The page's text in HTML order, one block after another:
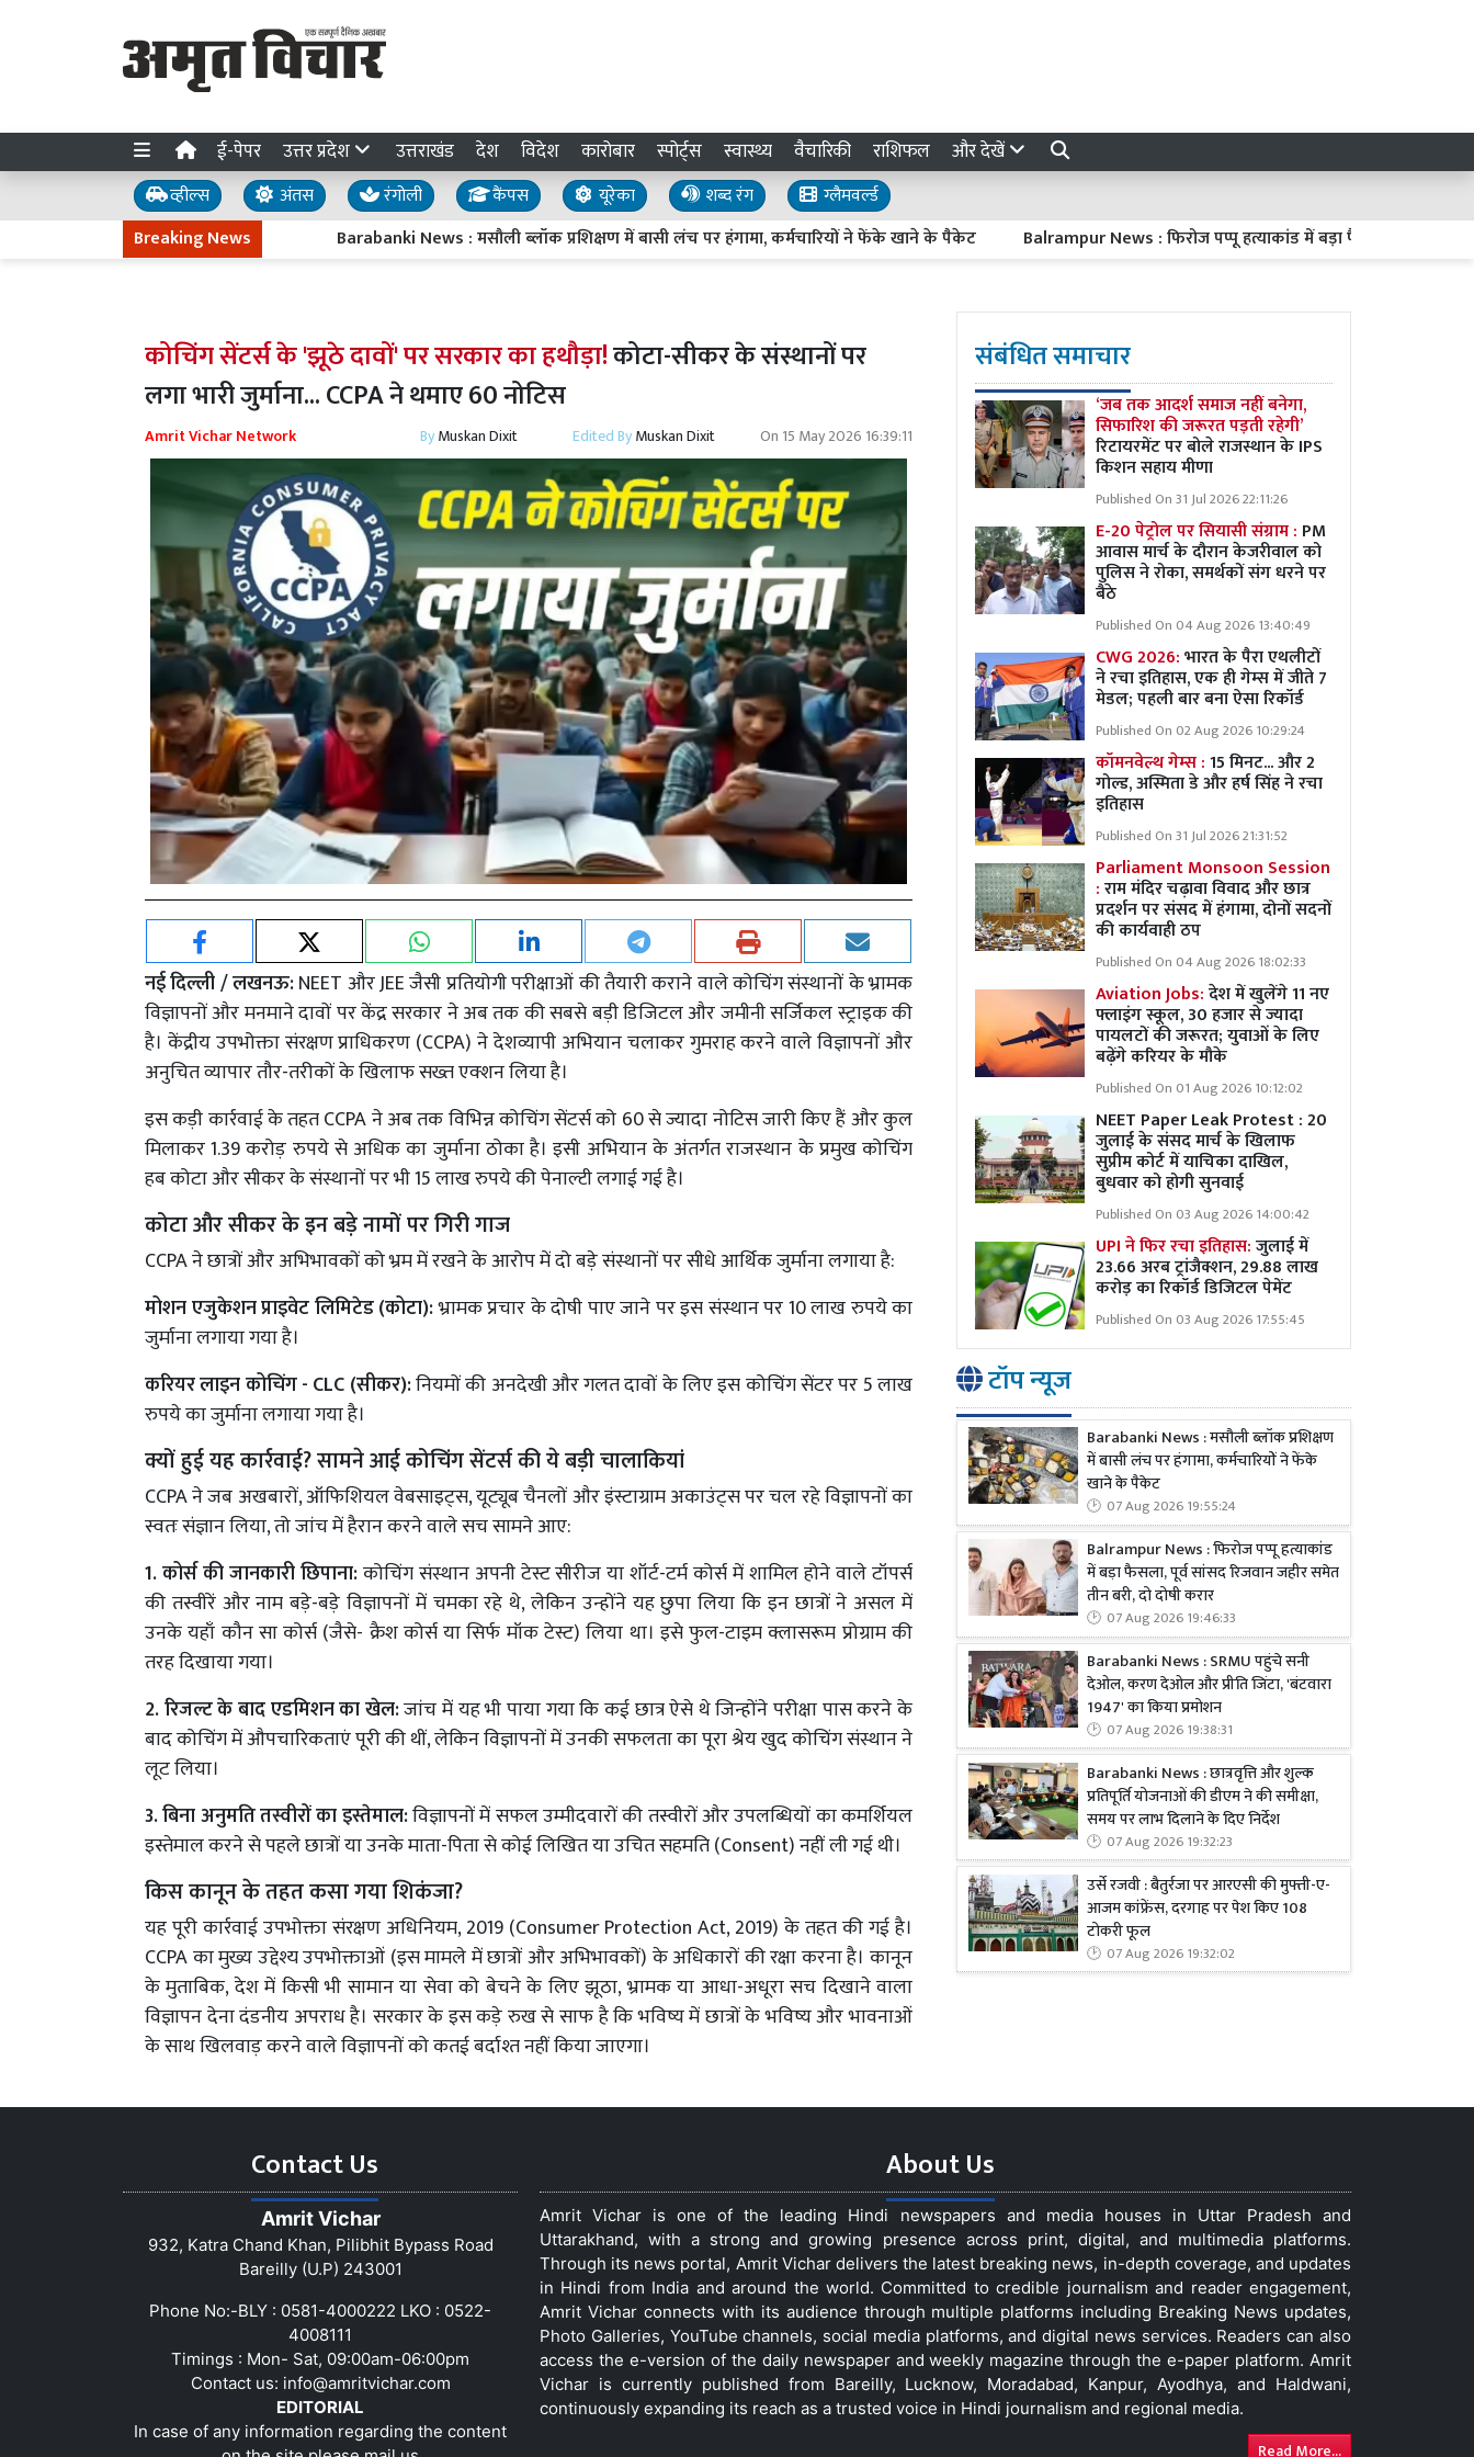
ई-पेपर उत्तर प्रदेश उत्तराखंड देश विदेश कारोबार स्पोर्ट्स स्वास्थ्य वैचारिकी राशिफल और देखें
व्हील्स अंतस रंगोली कैंपस यूरेका शब्द रंग
ग्लैमवर्ल्ड
Breaking News
Barabanki News : मसौली ब्लॉक प्रशिक्षण में बासी लंच पर हंगामा, कर्मचारियों ने फेंके खाने के पैकेट Balrampur News : फिरोज पप्पू हत्याकांड में बड़ा फैसला, पूर्व सांसद रिजवान
कोचिंग सेंटर्स के 'झूठे दावों' पर सरकार का हथौड़ा!कोटा-सीकर के संस्थानों पर
लगा भारी जुर्माना... CCPA ने थमाए 60 नोटिस
Amrit Vichar Network ByMuskan Dixit Edited ByMuskan Dixit On 15 May 2026 16:39:11
नई दिल्ली / लखनऊ:NEET और JEE जैसी प्रतियोगी परीक्षाओं की तैयारी कराने वाले कोचिंग संस्थानों के भ्रामक
विज्ञापनों और मनमाने दावों पर केंद्र सरकार ने अब तक की सबसे बड़ी डिजिटल और जमीनी सर्जिकल स्ट्राइक की
है। केंद्रीय उपभोक्ता संरक्षण प्राधिकरण (CCPA) ने देशव्यापी अभियान चलाकर गुमराह करने वाले विज्ञापनों और
अनुचित व्यापार तौर-तरीकों के खिलाफ सख्त एक्शन लिया है।
इस कड़ी कार्रवाई के तहत CCPA ने अब तक विभिन्न कोचिंग सेंटर्स को 60 से ज्यादा नोटिस जारी किए हैं और कुल
मिलाकर 1.39 करोड़ रुपये से अधिक का जुर्माना ठोका है। इसी अभियान के अंतर्गत राजस्थान के प्रमुख कोचिंग
हब कोटा और सीकर के संस्थानों पर भी 15 लाख रुपये की पेनाल्टी लगाई गई है।
कोटा और सीकर के इन बड़े नामों पर गिरी गाज
CCPA ने छात्रों और अभिभावकों को भ्रम में रखने के आरोप में दो बड़े संस्थानों पर सीधे आर्थिक जुर्माना लगाया है:
मोशन एजुकेशन प्राइवेट लिमिटेड (कोटा):भ्रामक प्रचार के दोषी पाए जाने पर इस संस्थान पर 10 लाख रुपये का
जुर्माना लगाया गया है।
करियर लाइन कोचिंग - CLC (सीकर):नियमों की अनदेखी और गलत दावों के लिए इस कोचिंग सेंटर पर 5 लाख
रुपये का जुर्माना लगाया गया है।
क्यों हुई यह कार्रवाई? सामने आई कोचिंग सेंटर्स की ये बड़ी चालाकियां
CCPA ने जब अखबारों, ऑफिशियल वेबसाइट्स, यूट्यूब चैनलों और इंस्टाग्राम अकाउंट्स पर चल रहे विज्ञापनों का
स्वतः संज्ञान लिया, तो जांच में हैरान करने वाले सच सामने आए:
1. कोर्स की जानकारी छिपाना:कोचिंग संस्थान अपनी टेस्ट सीरीज या शॉर्ट-टर्म कोर्स में शामिल होने वाले टॉपर्स
की तस्वीरें और नाम बड़े-बड़े विज्ञापनों में चमका रहे थे, लेकिन उन्होंने यह छुपा लिया कि इन छात्रों ने असल में
उनके यहाँ कौन सा कोर्स (जैसे- क्रैश कोर्स या सिर्फ मॉक टेस्ट) लिया था। इसे फुल-टाइम क्लासरूम प्रोग्राम की
तरह दिखाया गया।
2. रिजल्ट के बाद एडमिशन का खेल:जांच में यह भी पाया गया कि कई छात्र ऐसे थे जिन्होंने परीक्षा पास करने के
बाद कोचिंग में औपचारिकताएं पूरी की थीं, लेकिन विज्ञापनों में उनकी सफलता का पूरा श्रेय खुद कोचिंग संस्थान ने
लूट लिया।
3. बिना अनुमति तस्वीरों का इस्तेमाल:विज्ञापनों में सफल उम्मीदवारों की तस्वीरों और उपलब्धियों का कमर्शियल
इस्तेमाल करने से पहले छात्रों या उनके माता-पिता से कोई लिखित या उचित सहमति (Consent) नहीं ली गई थी।
किस कानून के तहत कसा गया शिकंजा?
यह पूरी कार्रवाई उपभोक्ता संरक्षण अधिनियम, 2019 (Consumer Protection Act, 2019) के तहत की गई है।
CCPA का मुख्य उद्देश्य उपभोक्ताओं (इस मामले में छात्रों और अभिभावकों) के अधिकारों की रक्षा करना है। कानून
के मुताबिक, देश में किसी भी सामान या सेवा को बेचने के लिए झूठा, भ्रामक या आधा-अधूरा सच दिखाने वाला
विज्ञापन देना दंडनीय अपराध है। सरकार के इस कड़े रुख से साफ है कि भविष्य में छात्रों के भविष्य और भावनाओं
के साथ खिलवाड़ करने वाले विज्ञापनों को कतई बर्दाश्त नहीं किया जाएगा।
संबंधित समाचार
‘जब तक आदर्श समाज नहीं बनेगा,
सिफारिश की जरूरत पड़ती रहेगी’
रिटायरमेंट पर बोले राजस्थान के IPS
किशन सहाय मीणा
Published On 31 Jul 2026 22:11:26
E-20 पेट्रोल पर सियासी संग्राम : PM
आवास मार्च के दौरान केजरीवाल को
पुलिस ने रोका, समर्थकों संग धरने पर
बैठे
Published On 04 Aug 2026 13:40:49
CWG 2026:भारत के पैरा एथलीटों
ने रचा इतिहास, एक ही गेम्स में जीते 7
मेडल; पहली बार बना ऐसा रिकॉर्ड
Published On 02 Aug 2026 10:29:24
कॉमनवेल्थ गेम्स :15 मिनट... और 2
गोल्ड, अस्मिता डे और हर्ष सिंह ने रचा
इतिहास
Published On 31 Jul 2026 21:31:52
Parliament Monsoon Session
:राम मंदिर चढ़ावा विवाद और छात्र
प्रदर्शन पर संसद में हंगामा, दोनों सदनों
की कार्यवाही ठप
Published On 04 Aug 2026 18:02:33
Aviation Jobs:देश में खुलेंगे 11 नए
फ्लाइंग स्कूल, 30 हजार से ज्यादा
पायलटों की जरूरत; युवाओं के लिए
बढ़ेंगे करियर के मौके
Published On 01 Aug 2026 10:12:02
NEET Paper Leak Protest : 20
जुलाई के संसद मार्च के खिलाफ
सुप्रीम कोर्ट में याचिका दाखिल,
बुधवार को होगी सुनवाई
Published On 03 Aug 2026 14:00:42
UPI ने फिर रचा इतिहास:जुलाई में
23.66 अरब ट्रांजैक्शन, 29.88 लाख
करोड़ का रिकॉर्ड डिजिटल पेमेंट
Published On 03 Aug 2026 17:55:45
टॉप न्यूज
Barabanki News : मसौली ब्लॉक प्रशिक्षण
में बासी लंच पर हंगामा, कर्मचारियों ने फेंके
खाने के पैकेट
07 Aug 2026 19:55:24
Balrampur News : फिरोज पप्पू हत्याकांड
में बड़ा फैसला, पूर्व सांसद रिजवान जहीर समेत
तीन बरी, दो दोषी करार
07 Aug 2026 19:46:33
Barabanki News : SRMU पहुंचे सनी
देओल, करण देओल और प्रीति जिंटा, 'बंटवारा
1947' का किया प्रमोशन
07 Aug 2026 19:38:31
Barabanki News : छात्रवृत्ति और शुल्क
प्रतिपूर्ति योजनाओं की डीएम ने की समीक्षा,
समय पर लाभ दिलाने के दिए निर्देश
07 Aug 2026 19:32:23
उर्से रजवी : बैतुर्रजा पर आरएसी की मुफ्ती-ए-
आजम कांफ्रेंस, दरगाह पर पेश किए 108
टोकरी फूल
07 Aug 2026 19:32:02
Contact Us
Amrit Vichar
932, Katra Chand Khan, Pilibhit Bypass Road
Bareilly (U.P) 243001
Phone No:-BLY : 0581-4000222 LKO : 0522-
4008111
Timings : Mon- Sat, 09:00am-06:00pm
Contact us: info@amritvichar.com
EDITORIAL
In case of any information regarding the content
About Us
Amrit Vichar is one of the leading Hindi newspapers and media houses in Uttar Pradesh and
Uttarakhand, with a strong and growing presence across print, digital, and multimedia platforms.
Through its news portal, Amrit Vichar delivers the latest breaking news, in-depth coverage, and updates
in Hindi from India and around the world. Committed to credible journalism and reader engagement,
Amrit Vichar connects with its audience through multiple platforms including Breaking News updates,
Photo Galleries, YouTube channels, social media platforms, and digital news services. Readers can also
access the e-version of the daily newspaper and weekly magazine through the e-paper platform. Amrit
Vichar is currently published from Bareilly, Lucknow, Moradabad, Kanpur, Ayodhya, and Haldwani,
continuously expanding its reach as a trusted voice in Hindi journalism and regional media.
Read More...